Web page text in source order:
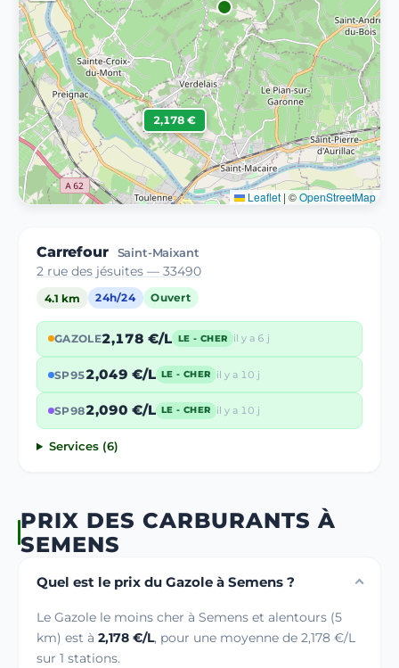
2,178 €
Leaflet | ©OpenStreetMap
Carrefour Saint-Maixant
2 rue des jésuites — 33490
4.1 km 24h/24 Ouvert
GAZOLE2,178 €/L LE - CHER il y a 6 j
SP952,049 €/L LE - CHER il y a 10 j
SP982,090 €/L LE - CHER il y a 10 j
Services (6)
PRIX DES CARBURANTS À
SEMENS
Quel est le prix du Gazole à Semens ?
Le Gazole le moins cher à Semens et alentours (5
km) est à 2,178 €/L, pour une moyenne de 2,178 €/L
sur 1 stations.